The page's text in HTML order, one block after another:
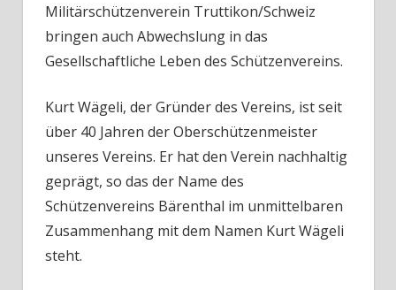
Militärschützenverein Truttikon/Schweiz
bringen auch Abwechslung in das
Gesellschaftliche Leben des Schützenvereins.
Kurt Wägeli, der Gründer des Vereins, ist seit
über 40 Jahren der Oberschützenmeister
unseres Vereins. Er hat den Verein nachhaltig
geprägt, so das der Name des
Schützenvereins Bärenthal im unmittelbaren
Zusammenhang mit dem Namen Kurt Wägeli
steht.